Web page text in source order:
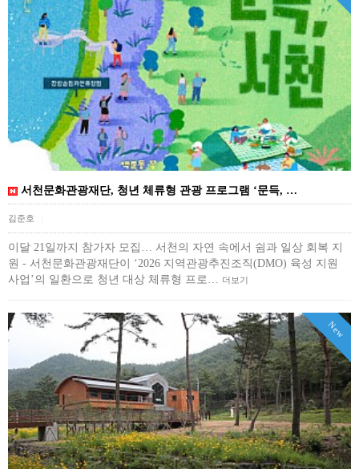
서천문화관광재단, 청년 체류형 관광 프로그램 ‘문득, …
김준호
이달 21일까지 참가자 모집… 서천의 자연 속에서 쉼과 일상 회복 지
원 - 서천문화관광재단이 ‘2026 지역관광추진조직(DMO) 육성 지원
사업’의 일환으로 청년 대상 체류형 프로… 더보기
New